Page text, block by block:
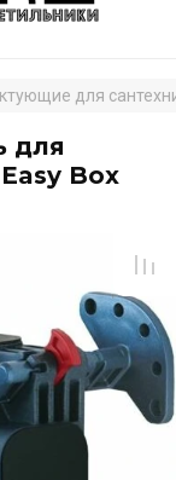
для
для
Box